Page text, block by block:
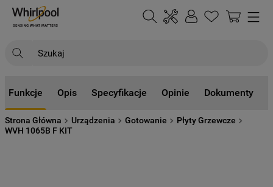
Funkcje Opis Specyfikacje Opinie Dokumenty
Strona Główna Urządzenia Gotowanie
Płyty Grzewcze
WVH 1065B F KIT
NAJCZĘŚCIEJ SZUKANE
1.
2. lodówki